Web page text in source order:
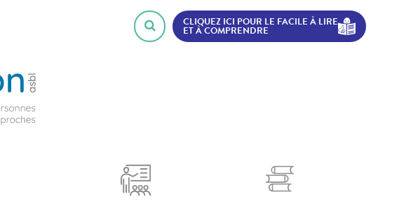
CLIQUEZ ICI POUR LE FACILE À LIRE
ET À COMPRENDRE